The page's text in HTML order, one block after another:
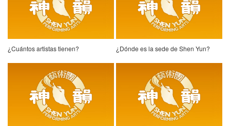
¿Cuántos artistas tienen? ¿Dónde es la sede de Shen Yun?